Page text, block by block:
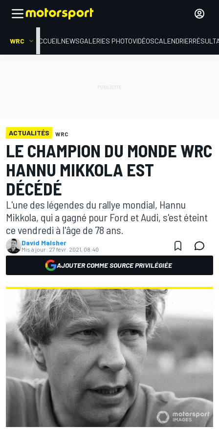
WRC ACCUEIL NEWSGALERIES PHOTOVIDÉOSCALENDRIER
ACTUALITÉS WRC
LE CHAMPION DU MONDE WRC
HANNU MIKKOLA EST
DÉCÉDÉ
L'une des légendes du rallye mondial, Hannu
Mikkola, qui a gagné pour Ford et Audi, s'est éteint
ce vendredi à l'âge de 78 ans.
David Malsher
Mis à jour: 27 févr. 2021, 08:40
AJOUTER COMME SOURCE PRIVILÉGIÉE